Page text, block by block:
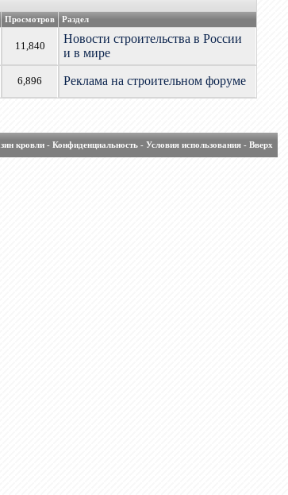
Просмотров Раздел
11,840
Новости строительства в России
и в мире
6,896 Реклама на строительном форуме
кровли- Конфиденциальность- Условия использования- Вверх